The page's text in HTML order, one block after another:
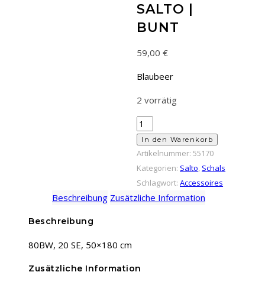
SALTO |
BUNT
59,00€
Blaubeer
2 vorrätig
Schal
Toni
|
Salto
|
Bunt
In den Warenkorb
Artikelnummer:55170
Kategorien: Salto, Schals
Schlagwort:Accessoires
Beschreibung Zusätzliche Information
Beschreibung
80BW, 20 SE, 50×180 cm
Zusätzliche Information